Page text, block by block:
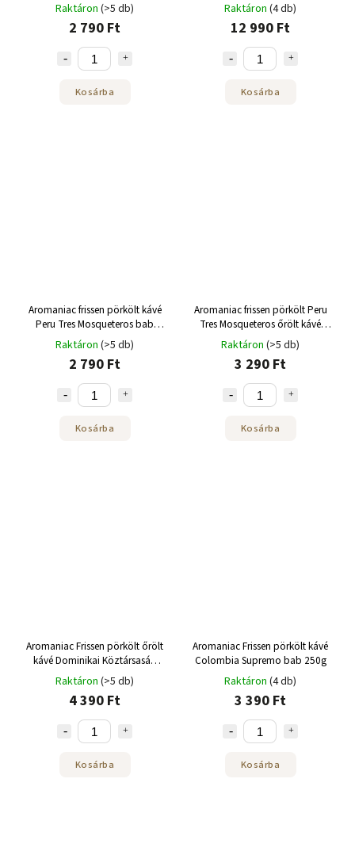
Raktáron (>5 db)
2 790 Ft
Kosárba
Raktáron (4 db)
12 990 Ft
Kosárba
Aromaniac frissen pörkölt kávé
Peru Tres Mosqueteros bab
250g
Raktáron (>5 db)
2 790 Ft
Kosárba
Aromaniac frissen pörkölt Peru
Tres Mosqueteros őrölt kávé
250g
Raktáron (>5 db)
3 290 Ft
Kosárba
Aromaniac Frissen pörkölt őrölt
kávé Dominikai Köztársaság
Barahona őrölt 250 g
Raktáron (>5 db)
4 390 Ft
Kosárba
Aromaniac Frissen pörkölt kávé
Colombia Supremo bab 250g
Raktáron (4 db)
3 390 Ft
Kosárba